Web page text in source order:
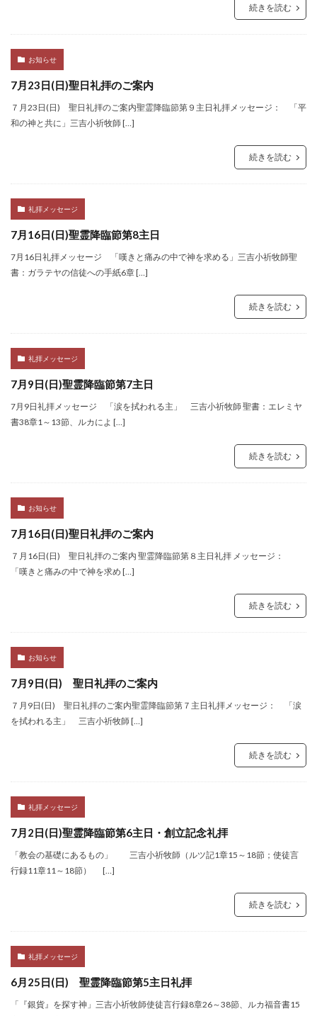
続きを読む
お知らせ
7月23日(日)聖日礼拝のご案内
７月23日(日) 聖日礼拝のご案内聖霊降臨節第９主日礼拝メッセージ： 「平
和の神と共に」三吉小祈牧師 […]
続きを読む
礼拝メッセージ
7月16日(日)聖霊降臨節第8主日
7月16日礼拝メッセージ 「嘆きと痛みの中で神を求める」三吉小祈牧師聖
書：ガラテヤの信徒への手紙6章 […]
続きを読む
礼拝メッセージ
7月9日(日)聖霊降臨節第7主日
7月9日礼拝メッセージ 「涙を拭われる主」 三吉小祈牧師 聖書：エレミヤ
書38章1～13節、ルカによ […]
続きを読む
お知らせ
7月16日(日)聖日礼拝のご案内
７月16日(日) 聖日礼拝のご案内 聖霊降臨節第８主日礼拝 メッセージ：
「嘆きと痛みの中で神を求め […]
続きを読む
お知らせ
7月9日(日) 聖日礼拝のご案内
７月9日(日) 聖日礼拝のご案内聖霊降臨節第７主日礼拝メッセージ： 「涙
を拭われる主」 三吉小祈牧師 […]
続きを読む
礼拝メッセージ
7月2日(日)聖霊降臨節第6主日・創立記念礼拝
「教会の基礎にあるもの」 三吉小祈牧師（ルツ記1章15～18節；使徒言
行録11章11～18節） […]
続きを読む
礼拝メッセージ
6月25日(日) 聖霊降臨節第5主日礼拝
「『銀貨』を探す神」三吉小祈牧師使徒言行録8章26～38節、ルカ福音書15